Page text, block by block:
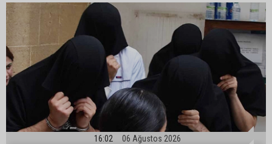
16:02 06 Ağustos 2026